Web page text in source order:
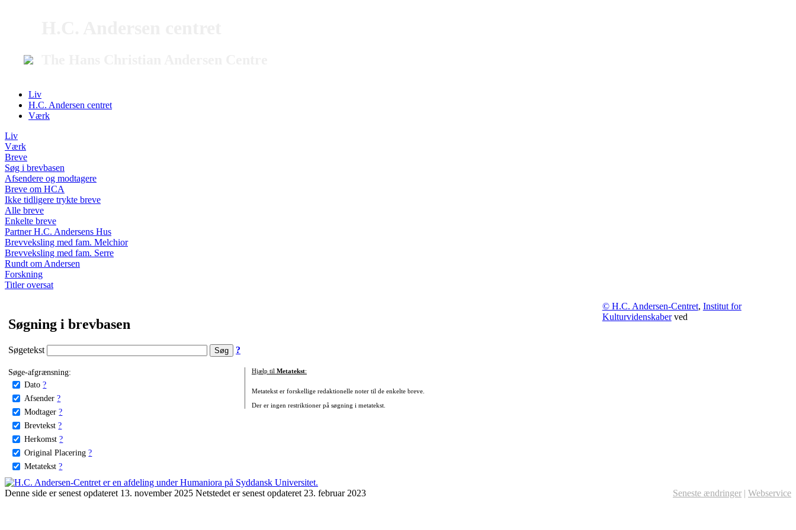
Liv
H.C. Andersen centret
Værk
Liv
Værk
Breve
Søg i brevbasen
Afsendere og modtagere
Breve om HCA
Ikke tidligere trykte breve
Alle breve
Enkelte breve
Partner H.C. Andersens Hus
Brevveksling med fam. Melchior
Brevveksling med fam. Serre
Rundt om Andersen
Forskning
Titler oversat
Søgning i brevbasen
Søgetekst ?
Søge-afgrænsning:
Dato ?
Afsender ?
Modtager ?
Brevtekst ?
Herkomst ?
Original Placering ?
Metatekst ?
Hjælp til Metatekst:
Metatekst er forskellige redaktionelle noter til de enkelte breve.
Der er ingen restriktioner på søgning i metatekst.
© H.C. Andersen-Centret, Institut for
Kulturvidenskaberved
Denne side er senest opdateret 13. november 2025 Netstedet er senest opdateret 23. februar 2023 Seneste ændringer | Webservice